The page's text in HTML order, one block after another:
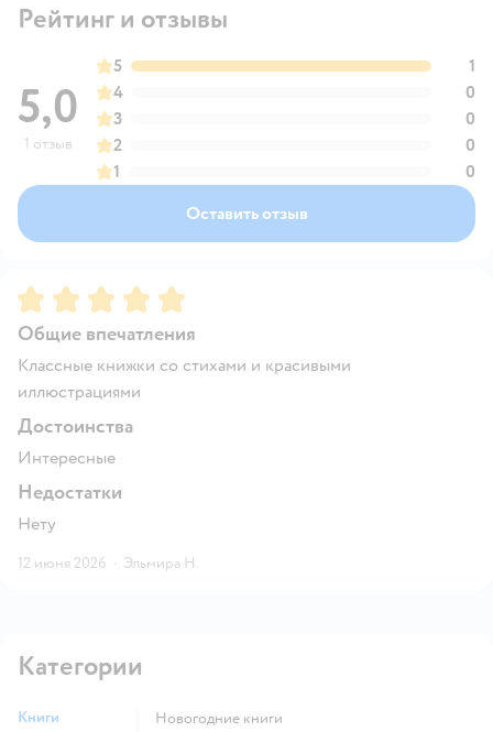
Рейтинг и отзывы
5,0
1 отзыв
5
1
4
0
3
0
2
0
1
0
Оставить отзыв
Рейтинг:5
Общие впечатления
Классные книжки со стихами и красивыми
иллюстрациями
Достоинства
Интересные
Недостатки
Нету
12 июня 2026 · Эльмира Н.
Категории
Книги
новогодние книги